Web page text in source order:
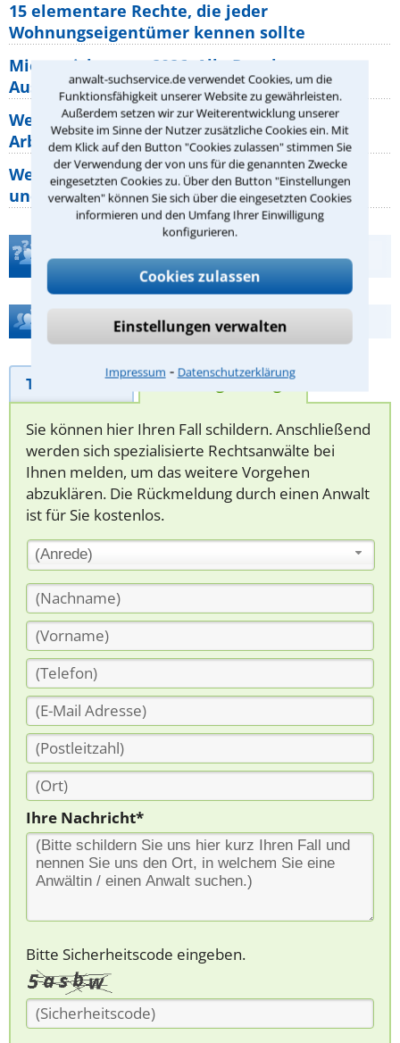
anwalt-suchservice.de verwendet Cookies, um die
Funktionsfähigkeit unserer Website zu gewährleisten.
Außerdem setzen wir zur Weiterentwicklung unserer
Website im Sinne der Nutzer zusätzliche Cookies ein. Mit
dem Klick auf den Button "Cookies zulassen" stimmen Sie
der Verwendung der von uns für die genannten Zwecke
eingesetzten Cookies zu. Über den Button "Einstellungen
verwalten" können Sie sich über die eingesetzten Cookies
informieren und den Umfang Ihrer Einwilligung
konfigurieren.
Cookies zulassen
Einstellungen verwalten
Impressum ⁃ Datenschutzerklärung
15 elementare Rechte, die jeder
Wohnungseigentümer kennen sollte
Mietpreisbremse 2026: Alle Regeln,
Ausnahmen und Rechte für Mieter
Welche Regeln für Teilnahme, Urlaub,
Arbeitszeit gelten beim
Welche Rechte hat der Käufer eines Pferdes
und wie macht man sie
Teste Dein Rechtswissen
Hilfe bei Ihrer Anwaltsuche?
Telefonhilfe Beratungsanfrage
Sie können hier Ihren Fall schildern. Anschließend
werden sich spezialisierte Rechtsanwälte bei
Ihnen melden, um das weitere Vorgehen
abzuklären. Die Rückmeldung durch einen Anwalt
ist für Sie kostenlos.
(Anrede)
Ihre Nachricht*
Bitte Sicherheitscode eingeben.